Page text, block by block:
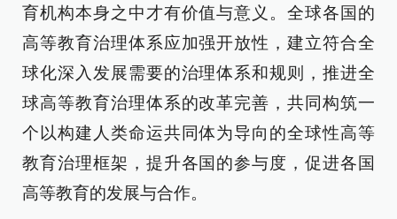
育机构本身之中才有价值与意义。全球各国的
高等教育治理体系应加强开放性，建立符合全
球化深入发展需要的治理体系和规则，推进全
球高等教育治理体系的改革完善，共同构筑一
个以构建人类命运共同体为导向的全球性高等
教育治理框架，提升各国的参与度，促进各国
高等教育的发展与合作。